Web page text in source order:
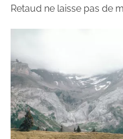
Retaud ne laisse pas de